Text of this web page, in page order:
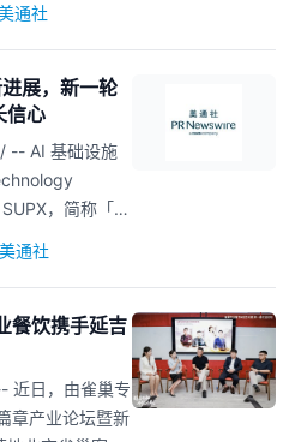
米科学与技术
and
中跻身“全球
第41位及全港
科研领域的雄
力。 城大于
增刊”荣登全港
通社
展，新一轮
信心
-- AI 基础设施
，简称「公
的股份回购计划
新的股票回购计
事会正式批准一
份回购计
2000万美元的
公司已依据该计
通社
近日，由雀巢专
章产业论坛暨新